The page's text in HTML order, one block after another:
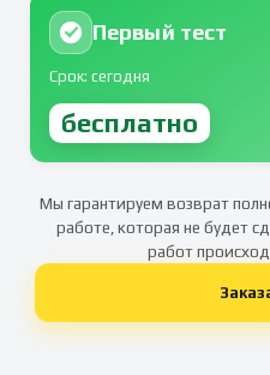
Первый тест
Срок: сегодня
бесплатно
Мы гарантируем возврат
работе, которая не будет
работ